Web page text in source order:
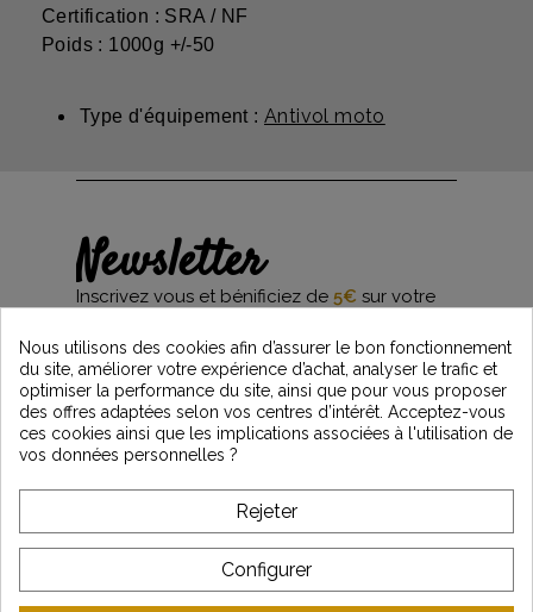
Certification : SRA / NF
Poids : 1000g +/-50
Type d'équipement : Antivol moto
Newsletter
Inscrivez vous et bénificiez de 5€ sur votre
et restez informés des dernières nouveautés
Vintage Motors
*Dès 99€ d'achat. En vous abonnant à notre newsletter, vous reconnaissez avoir pris
l'acceptez.
A PROPOS DE VINTAGE
SERVICE CLIENT
Nous utilisons des cookies afin d’assurer le bon fonctionnement
du site, améliorer votre expérience d’achat, analyser le trafic et
optimiser la performance du site, ainsi que pour vous proposer
des offres adaptées selon vos centres d’intérêt. Acceptez-vous
ces cookies ainsi que les implications associées à l'utilisation de
vos données personnelles ?
Rejeter
Configurer